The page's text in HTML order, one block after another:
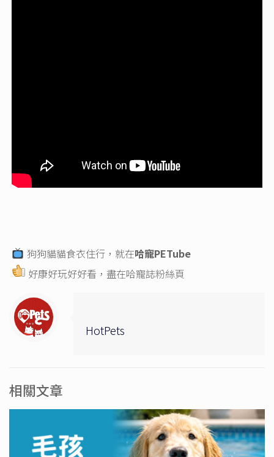
狗狗貓貓食衣住行，就在哈寵PETube
好康好玩好好看，盡在哈寵誌粉絲頁
HotPets
相關文章